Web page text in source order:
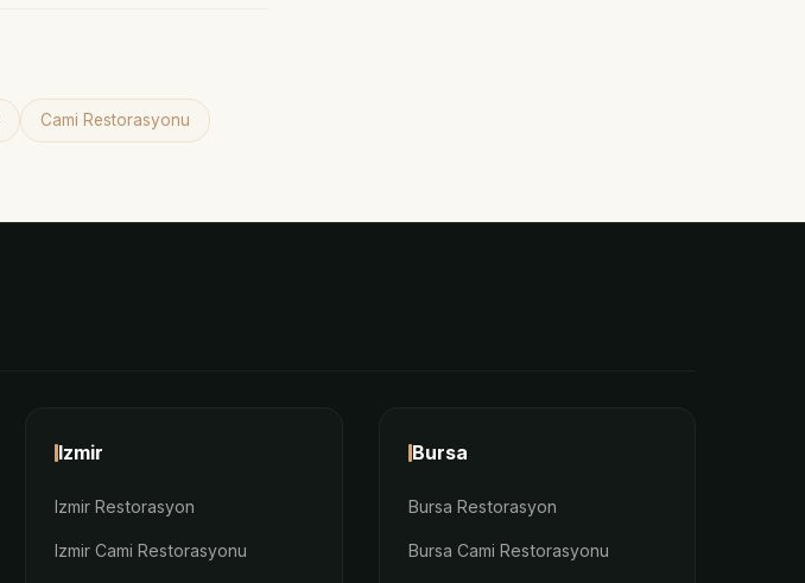
Cami Restorasyonu
Izmir
Izmir Restorasyon
Izmir Cami Restorasyonu
Bursa
Bursa Restorasyon
Bursa Cami Restorasyonu